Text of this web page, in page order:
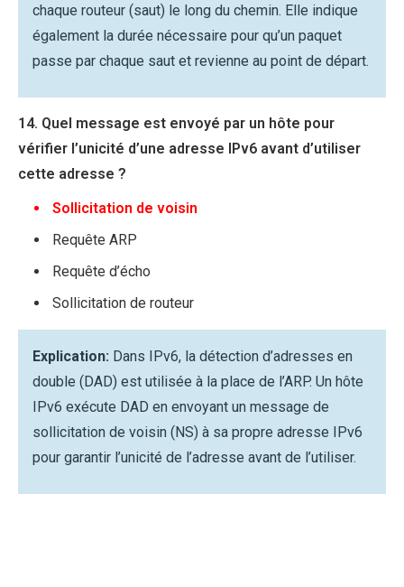
chaque routeur (saut) le long du chemin. Elle indique
également la durée nécessaire pour qu’un paquet
passe par chaque saut et revienne au point de départ.
14. Quel message est envoyé par un hôte pour
vérifier l’unicité d’une adresse IPv6 avant d’utiliser
cette adresse ?
Sollicitation de voisin
Requête ARP
Requête d’écho
Sollicitation de routeur
Explication: Dans IPv6, la détection d’adresses en
double (DAD) est utilisée à la place de l’ARP. Un hôte
IPv6 exécute DAD en envoyant un message de
sollicitation de voisin (NS) à sa propre adresse IPv6
pour garantir l’unicité de l’adresse avant de l’utiliser.